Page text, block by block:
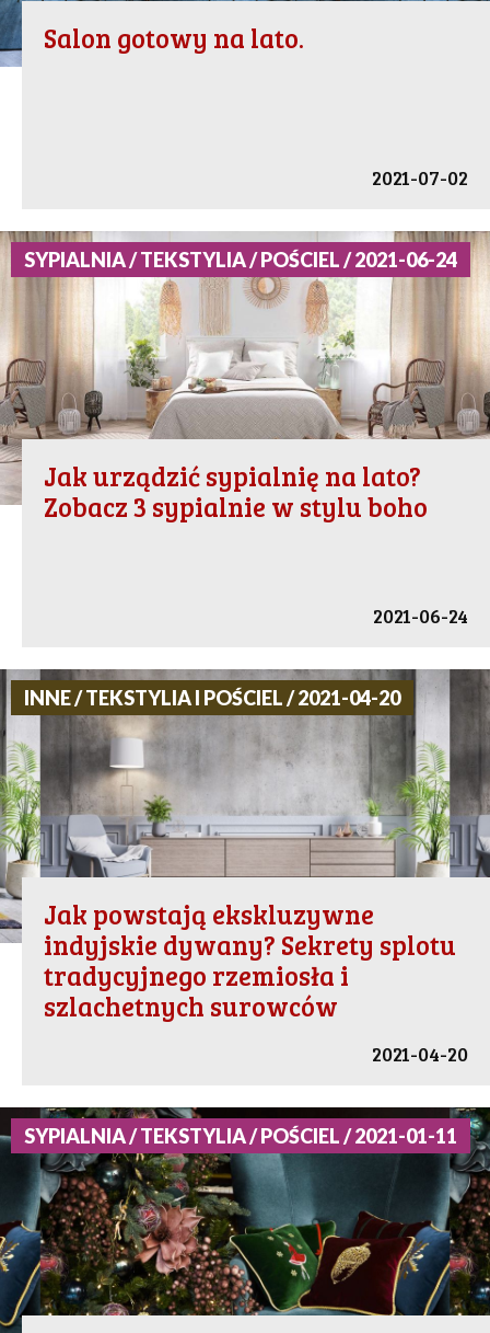
Salon gotowy na lato.
2021-07-02
SYPIALNIA / TEKSTYLIA / POŚCIEL / 2021-06-24
Jak urządzić sypialnię na lato?
Zobacz 3 sypialnie w stylu boho
2021-06-24
INNE / TEKSTYLIA I POŚCIEL / 2021-04-20
Jak powstają ekskluzywne
indyjskie dywany? Sekrety splotu
tradycyjnego rzemiosła i
szlachetnych surowców
2021-04-20
SYPIALNIA / TEKSTYLIA / POŚCIEL / 2021-01-11